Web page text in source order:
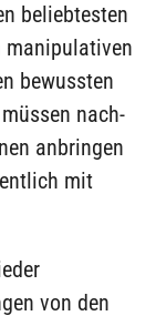
beliebtesten
manipulativen
bewussten
nach-
anbringen
mit
von den